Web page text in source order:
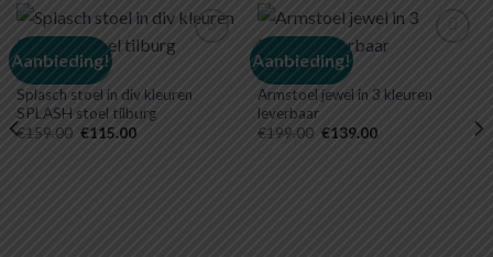
Aanbieding!
Toevoegen
STOELEN
Splasch stoel in div kleuren
SPLASH stoel tilburg
€159.00 Oorspronkelijke
€115.00Huidige
Aanbieding!
Toevoegen
STOELEN
Armstoel jewel in 3 kleuren
leverbaar
€199.00 Oorspronkelijke
€139.00Huidige